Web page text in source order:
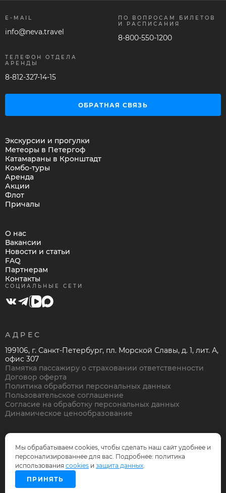
E-MAIL
info@neva.travel
ПО ВОПРОСАМ БИЛЕТОВ
И РАСПИСАНИЯ
8-800-550-1200
ТЕЛЕФОН ОТДЕЛА
АРЕНДЫ
8-812-327-14-15
ОБРАТНАЯ СВЯЗЬ
Экскурсии и прогулки
Метеоры в Петергоф
Катамараны в Кронштадт
Комбо-туры
Аренда
Акции
Флот
Причалы
О нас
Вакансии
Новости и статьи
FAQ
Партнерам
Контакты
СОЦИАЛЬНЫЕ СЕТИ
АДРЕС
199106, г. Санкт-Петербург, пл. Морской Славы, д. 1, лит. А,
офис 307
Памятка пассажиру о страховании ответственности
Договор оферта
Политика обработки персональных данных
Пользовательское соглашение
Согласие на обработку персональных данных
Динамическое ценообразование
© Нева Тревел Компани, 1995-2026
Дизайн и разработка —
Мы обрабатываем cookies, чтобы сделать наш сайт удобнее и
персонализированнее для вас. Подробнее: политика
использования cookies и защита данных.
ПРИНЯТЬ